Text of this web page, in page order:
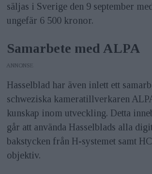
säljas i Sverige den 9 september
ungefär 6 500 kronor.
Samarbete med ALPA
ANNONS
Hasselblad har även inlett ett
schweziska kameratillverkaren
kunskap inom utveckling. Detta
går att använda Hasselblads alla
bakstycken från H-systemet samt
objektiv.